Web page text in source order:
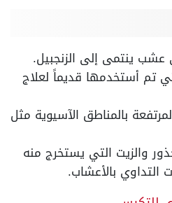
عشب ينتمى إلى الزنجبيل.
تم أستخدمها قديماً لعلاج
بالمناطق الآسيوية مثل
والزيت التي يستخرج منه
التداوي بالأعشاب.